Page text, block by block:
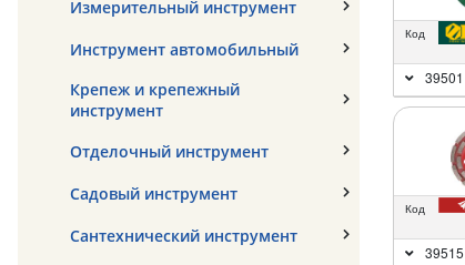
Измерительный инструмент
Инструмент автомобильный
Крепеж и крепежный
инструмент
Отделочный инструмент
Садовый инструмент
Сантехнический инструмент
Код
39501
Код
39515